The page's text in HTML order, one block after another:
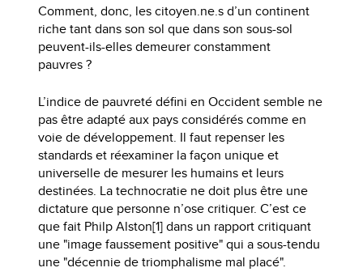
Comment, donc, les citoyen.ne.s d’un continent
riche tant dans son sol que dans son sous-sol
peuvent-ils-elles demeurer constamment
pauvres ?
L’indice de pauvreté défini en Occident semble ne
pas être adapté aux pays considérés comme en
voie de développement. Il faut repenser les
standards et réexaminer la façon unique et
universelle de mesurer les humains et leurs
destinées. La technocratie ne doit plus être une
dictature que personne n’ose critiquer. C’est ce
que fait Philp Alston[1] dans un rapport critiquant
une "image faussement positive" qui a sous-tendu
une "décennie de triomphalisme mal placé".